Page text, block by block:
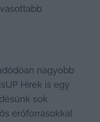
nagyobb
Hírek is egy
sok
erőforrásokkal